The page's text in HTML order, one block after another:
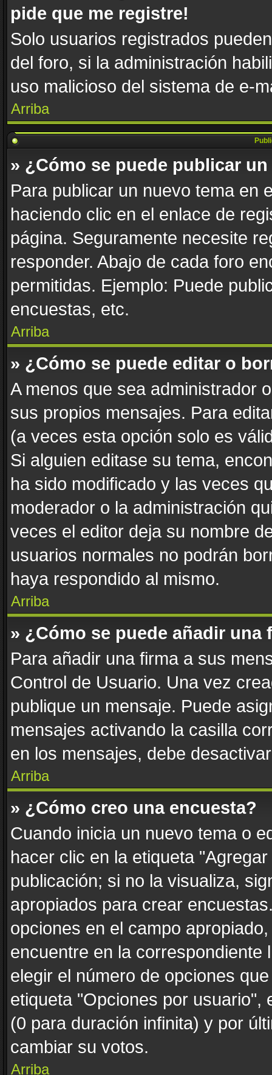
pide que me registre!
Solo usuarios registrados
del foro, si la administración
uso malicioso del sistema de e-
Arriba
» ¿Cómo se puede publicar
Para publicar un nuevo tema en
haciendo clic en el enlace de
página. Seguramente necesite
responder. Abajo de cada foro
permitidas. Ejemplo: Puede
encuestas, etc.
Arriba
» ¿Cómo se puede editar o
A menos que sea administrador
sus propios mensajes. Para
(a veces esta opción solo es
Si alguien editase su tema,
ha sido modificado y las veces
moderador o la administración
veces el editor deja su nombre
usuarios normales no podrán
haya respondido al mismo.
Arriba
» ¿Cómo se puede añadir una
Para añadir una firma a sus
Control de Usuario. Una vez
publique un mensaje. Puede
mensajes activando la casilla
en los mensajes, debe
Arriba
» ¿Cómo creo una encuesta?
Cuando inicia un nuevo tema o
hacer clic en la etiqueta
publicación; si no la visualiza,
apropiados para crear
opciones en el campo
encuentre en la correspondiente
elegir el número de opciones
etiqueta "Opciones por usuario",
(0 para duración infinita) y por
cambiar su votos.
Arriba